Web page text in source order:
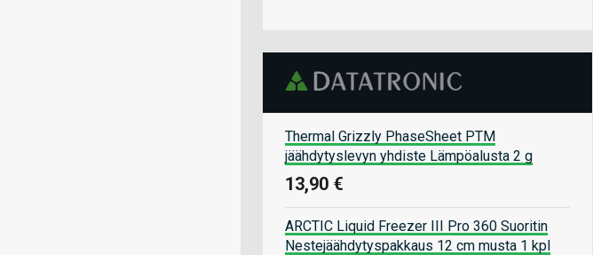
Thermal Grizzly PhaseSheet PTM
jäähdytyslevyn yhdiste Lämpöalusta 2 g
13,90 €
ARCTIC Liquid Freezer III Pro 360 Suoritin
Nestejäähdytyspakkaus 12 cm musta 1 kpl